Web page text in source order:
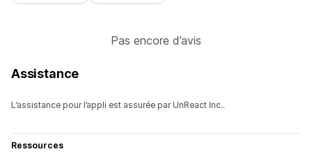
Pas encore d’avis
Assistance
L’assistance pour l’appli est assurée par UnReact Inc..
Ressources